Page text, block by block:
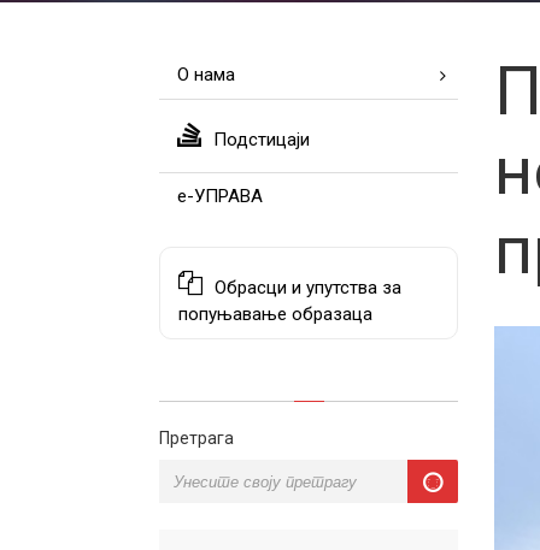
О нама
Подстицаји
е-УПРАВА
Обрасци и упутства за
попуњавање образаца
Претрага